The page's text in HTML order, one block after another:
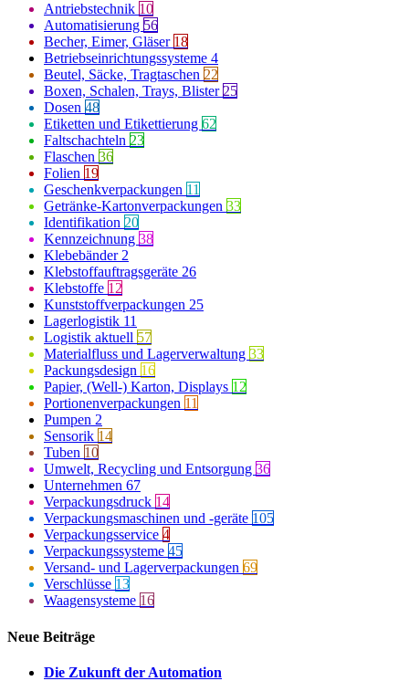
Antriebstechnik 10
Automatisierung 56
Becher, Eimer, Gläser 18
Betriebseinrichtungssysteme 4
Beutel, Säcke, Tragtaschen 22
Boxen, Schalen, Trays, Blister 25
Dosen 48
Etiketten und Etikettierung 62
Faltschachteln 23
Flaschen 36
Folien 19
Geschenkverpackungen 11
Getränke-Kartonverpackungen 33
Identifikation 20
Kennzeichnung 38
Klebebänder 2
Klebstoffauftragsgeräte 26
Klebstoffe 12
Kunststoffverpackungen 25
Lagerlogistik 11
Logistik aktuell 57
Materialfluss und Lagerverwaltung 33
Packungsdesign 16
Papier, (Well-) Karton, Displays 12
Portionenverpackungen 11
Pumpen 2
Sensorik 14
Tuben 10
Umwelt, Recycling und Entsorgung 36
Unternehmen 67
Verpackungsdruck 14
Verpackungsmaschinen und -geräte 105
Verpackungsservice 4
Verpackungssysteme 45
Versand- und Lagerverpackungen 69
Verschlüsse 13
Waagensysteme 16
Neue Beiträge
Die Zukunft der Automation